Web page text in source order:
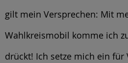
gilt mein Versprechen: Mit
Wahlkreismobil komme ich
drückt! Ich setze mich ein für